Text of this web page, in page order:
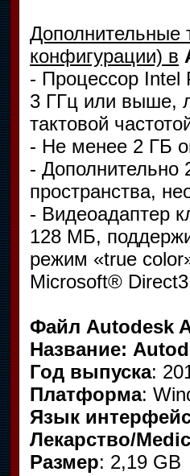
Дополнительные
конфигурации) в
- Процессор Intel
3 ГГц или выше,
тактовой
- Не менее 2 ГБ
- Дополнительно
пространства,
- Видеоадаптер
128 МБ,
режим «true
Microsoft®
Файл Autodesk
Название:
Год выпуска:
Платформа:
Язык
Лекарство/
Размер: 2,19 GB